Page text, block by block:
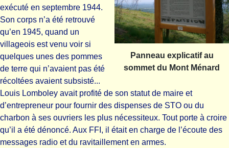
Panneau explicatif au
sommet du Mont Ménard
exécuté en septembre 1944.
Son corps n’a été retrouvé
qu’en 1945, quand un
villageois est venu voir si
quelques unes des pommes
de terre qui n’avaient pas été
récoltées avaient subsisté...
Louis Lomboley avait profité de son statut de maire et
d’entrepreneur pour fournir des dispenses de STO ou du
charbon à ses ouvriers les plus nécessiteux. Tout porte à croire
qu’il a été dénoncé. Aux FFI, il était en charge de l’écoute des
messages radio et du ravitaillement en armes.